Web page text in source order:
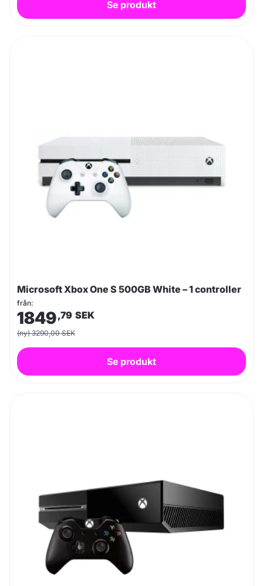
Se produkt
Microsoft Xbox One S 500GB White – 1 controller
från:
1849,79 SEK
(ny) 3290,00 SEK
Se produkt